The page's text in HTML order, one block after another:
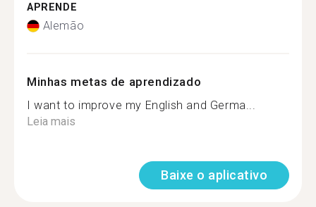
APRENDE
Alemão
Minhas metas de aprendizado
I want to improve my English and Germa...
Leia mais
Baixe o aplicativo